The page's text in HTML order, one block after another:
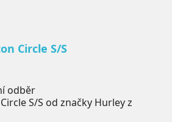
Circle S/S
odběr
Circle S/S od značky Hurley z